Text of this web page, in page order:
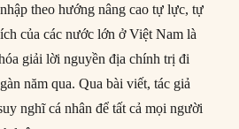
theo hướng nâng cao tự lực, tự
của các nước lớn ở Việt Nam là
giải lời nguyền địa chính trị đi
năm qua. Qua bài viết, tác giả
nghĩ cá nhân để tất cả mọi người